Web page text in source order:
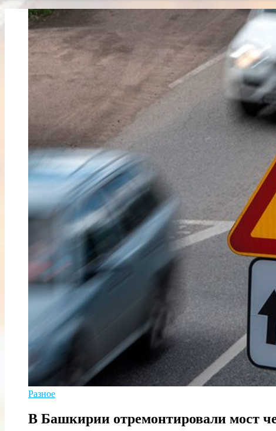
Разное
В Башкирии отремонтировали мост